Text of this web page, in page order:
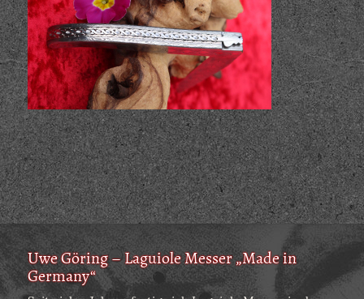
Uwe Göring – Laguiole Messer „Made in
Germany“